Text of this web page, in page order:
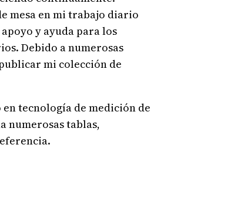
mesa en mi trabajo diario
y ayuda para los
Debido a numerosas
mi colección de
tecnología de medición de
numerosas tablas,